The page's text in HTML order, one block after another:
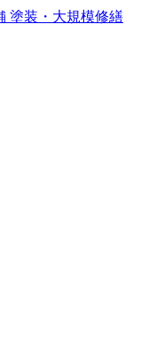
塗装・大規模修繕